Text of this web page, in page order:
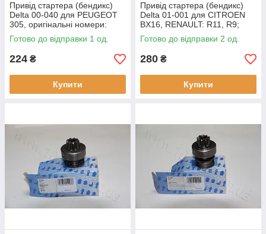
Привід стартера (бендикс)
Delta 00-040 для PEUGEOT
305, оригінальні номери:
85540541, 1620
Готово до відправки 1 од.
224 ₴
Купити
Привід стартера (бендикс)
Delta 01-001 для CITROEN
BX16, RENAULT: R11, R9;
PEUGEOT, оригінальні
номери: 16.901.392, 1766
Готово до відправки 2 од.
280 ₴
Купити